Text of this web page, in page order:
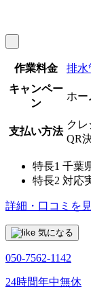
作業料金
排水
キャンペー
ン
ホー
支払い方法
ク
QR
特長1 千葉
特長2 対応
詳細・口コミを
気になる
050-7562-1142
24時間年中無休